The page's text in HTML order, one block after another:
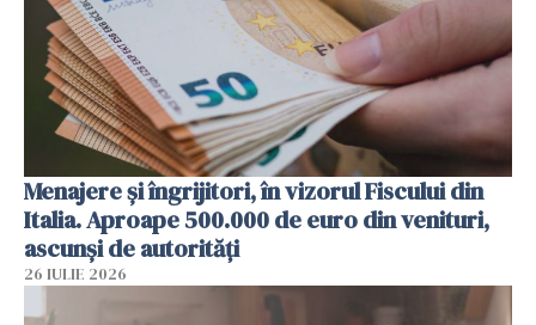
Menajere și îngrijitori, în vizorul Fiscului din
Italia. Aproape 500.000 de euro din venituri,
ascunși de autorități
26 IULIE 2026